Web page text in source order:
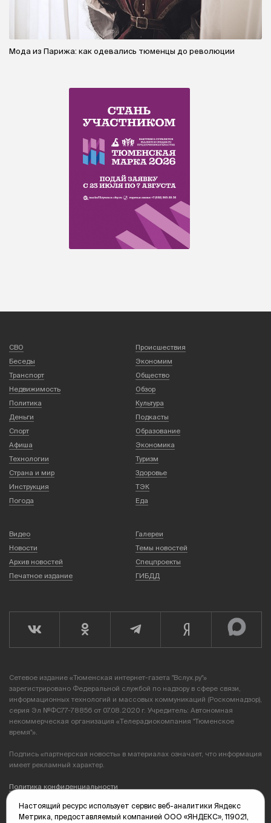
Мода из Парижа: как одевались тюменцы до революции
СВО
Происшествия
Беседы
Экономим
Транспорт
Общество
Недвижимость
Обзор
Политика
Культура
Деньги
Подкасты
Спорт
Образование
Афиша
Экономика
Технологии
Туризм
Страна и мир
Здоровье
Инструкция
ТЭК
Погода
Еда
Видео
Галереи
Новости
Темы новостей
Архив новостей
Спецпроекты
Печатное издание
ГИБДД
Сетевое издание «Тюменская интернет-газета "Вслух.ру"»
зарегистрировано Федеральной службой по надзору в сфере связи,
информационных технологий и массовых коммуникаций (Роскомнадзор),
серия Эл №ФС77-78856 от 07.08.2020 г. Учредитель: Автономная
некоммерческая организация «Телерадиокомпания "Тюменское
время"».
Подпись «партнерская новость» в материалах означает, что информация
имеет рекламный характер.
Политика конфиденциальности
Редакция: 625035, Тюмень, пр. Геологоразведчиков, 28А
(3452) 68-89-05
Настоящий ресурс использует сервис веб-аналитики Яндекс
Метрика, предоставляемый компанией ООО «ЯНДЕКС», 119021,